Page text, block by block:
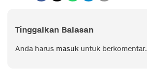
Tinggalkan Balasan
Anda harus masuk untuk berkomentar.